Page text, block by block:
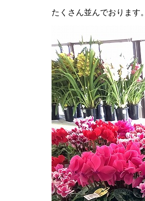
たくさん並んでおります